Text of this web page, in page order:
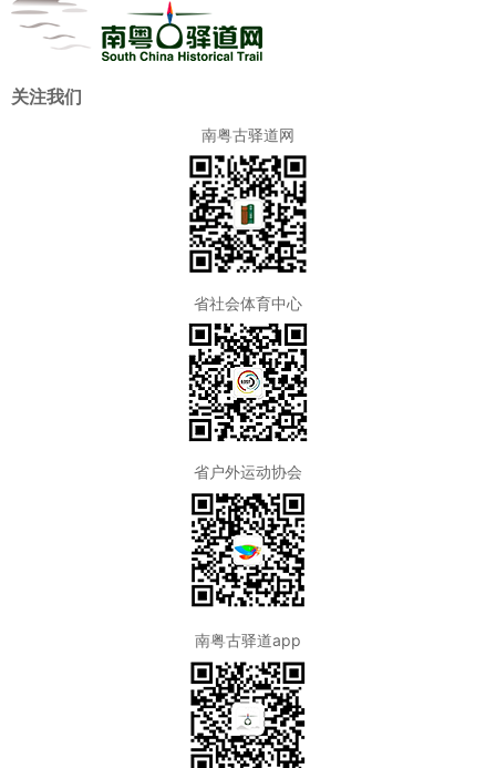
关注我们
南粤古驿道网
省社会体育中心
省户外运动协会
南粤古驿道app